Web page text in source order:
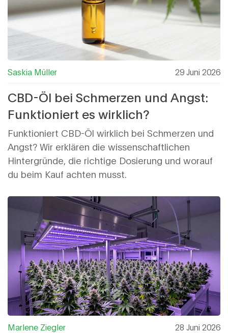
Saskia Müller 29 Juni 2026
CBD-Öl bei Schmerzen und Angst:
Funktioniert es wirklich?
Funktioniert CBD-Öl wirklich bei Schmerzen und
Angst? Wir erklären die wissenschaftlichen
Hintergründe, die richtige Dosierung und worauf
du beim Kauf achten musst.
Marlene Ziegler 28 Juni 2026